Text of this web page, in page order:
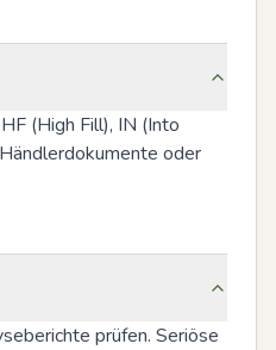
(High Fill), IN (Into
oder
prüfen. Seriöse